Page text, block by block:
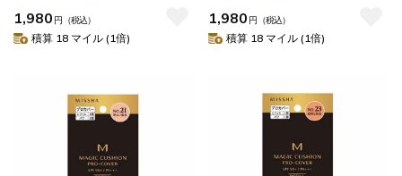
1,980 円 （税込）
積算 18 マイル (1倍)
1,980 円 （税込）
積算 18 マイル (1倍)